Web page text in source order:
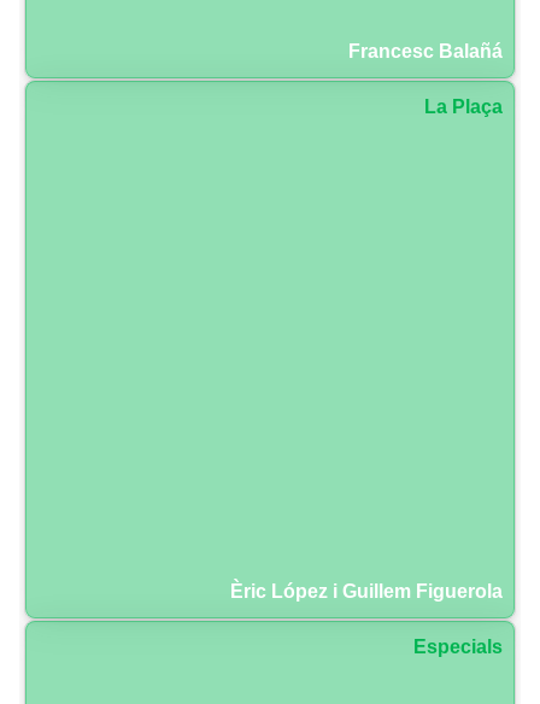
Francesc Balañá
La Plaça
Èric López i Guillem Figuerola
Especials